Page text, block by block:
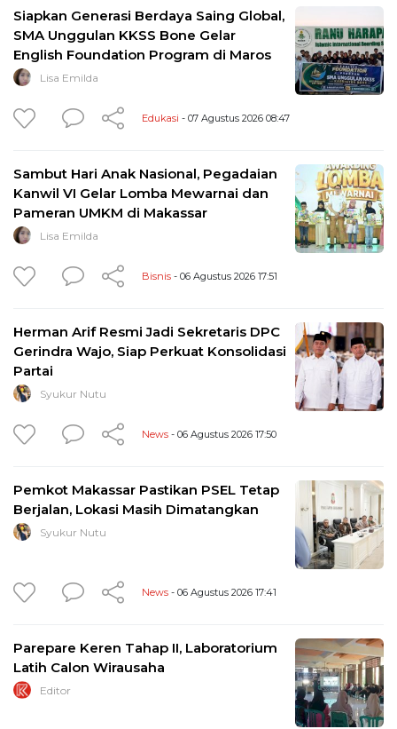
Siapkan Generasi Berdaya Saing Global,
SMA Unggulan KKSS Bone Gelar
English Foundation Program di Maros
Lisa Emilda
Edukasi - 07 Agustus 2026 08:47
Sambut Hari Anak Nasional, Pegadaian
Kanwil VI Gelar Lomba Mewarnai dan
Pameran UMKM di Makassar
Lisa Emilda
Bisnis - 06 Agustus 2026 17:51
Herman Arif Resmi Jadi Sekretaris DPC
Gerindra Wajo, Siap Perkuat Konsolidasi
Partai
Syukur Nutu
News - 06 Agustus 2026 17:50
Pemkot Makassar Pastikan PSEL Tetap
Berjalan, Lokasi Masih Dimatangkan
Syukur Nutu
News - 06 Agustus 2026 17:41
Parepare Keren Tahap II, Laboratorium
Latih Calon Wirausaha
Editor